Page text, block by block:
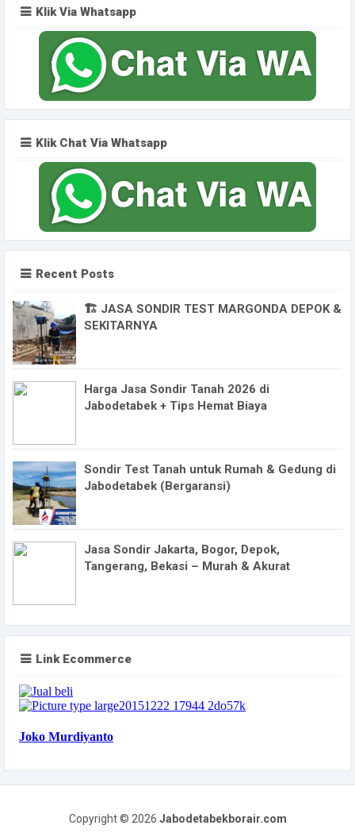
Klik Via Whatsapp
Klik Chat Via Whatsapp
Recent Posts
🏗️ JASA SONDIR TEST MARGONDA DEPOK &
SEKITARNYA
Harga Jasa Sondir Tanah 2026 di
Jabodetabek + Tips Hemat Biaya
Sondir Test Tanah untuk Rumah & Gedung di
Jabodetabek (Bergaransi)
Jasa Sondir Jakarta, Bogor, Depok,
Tangerang, Bekasi – Murah & Akurat
Link Ecommerce
Copyright © 2026 Jabodetabekborair.com